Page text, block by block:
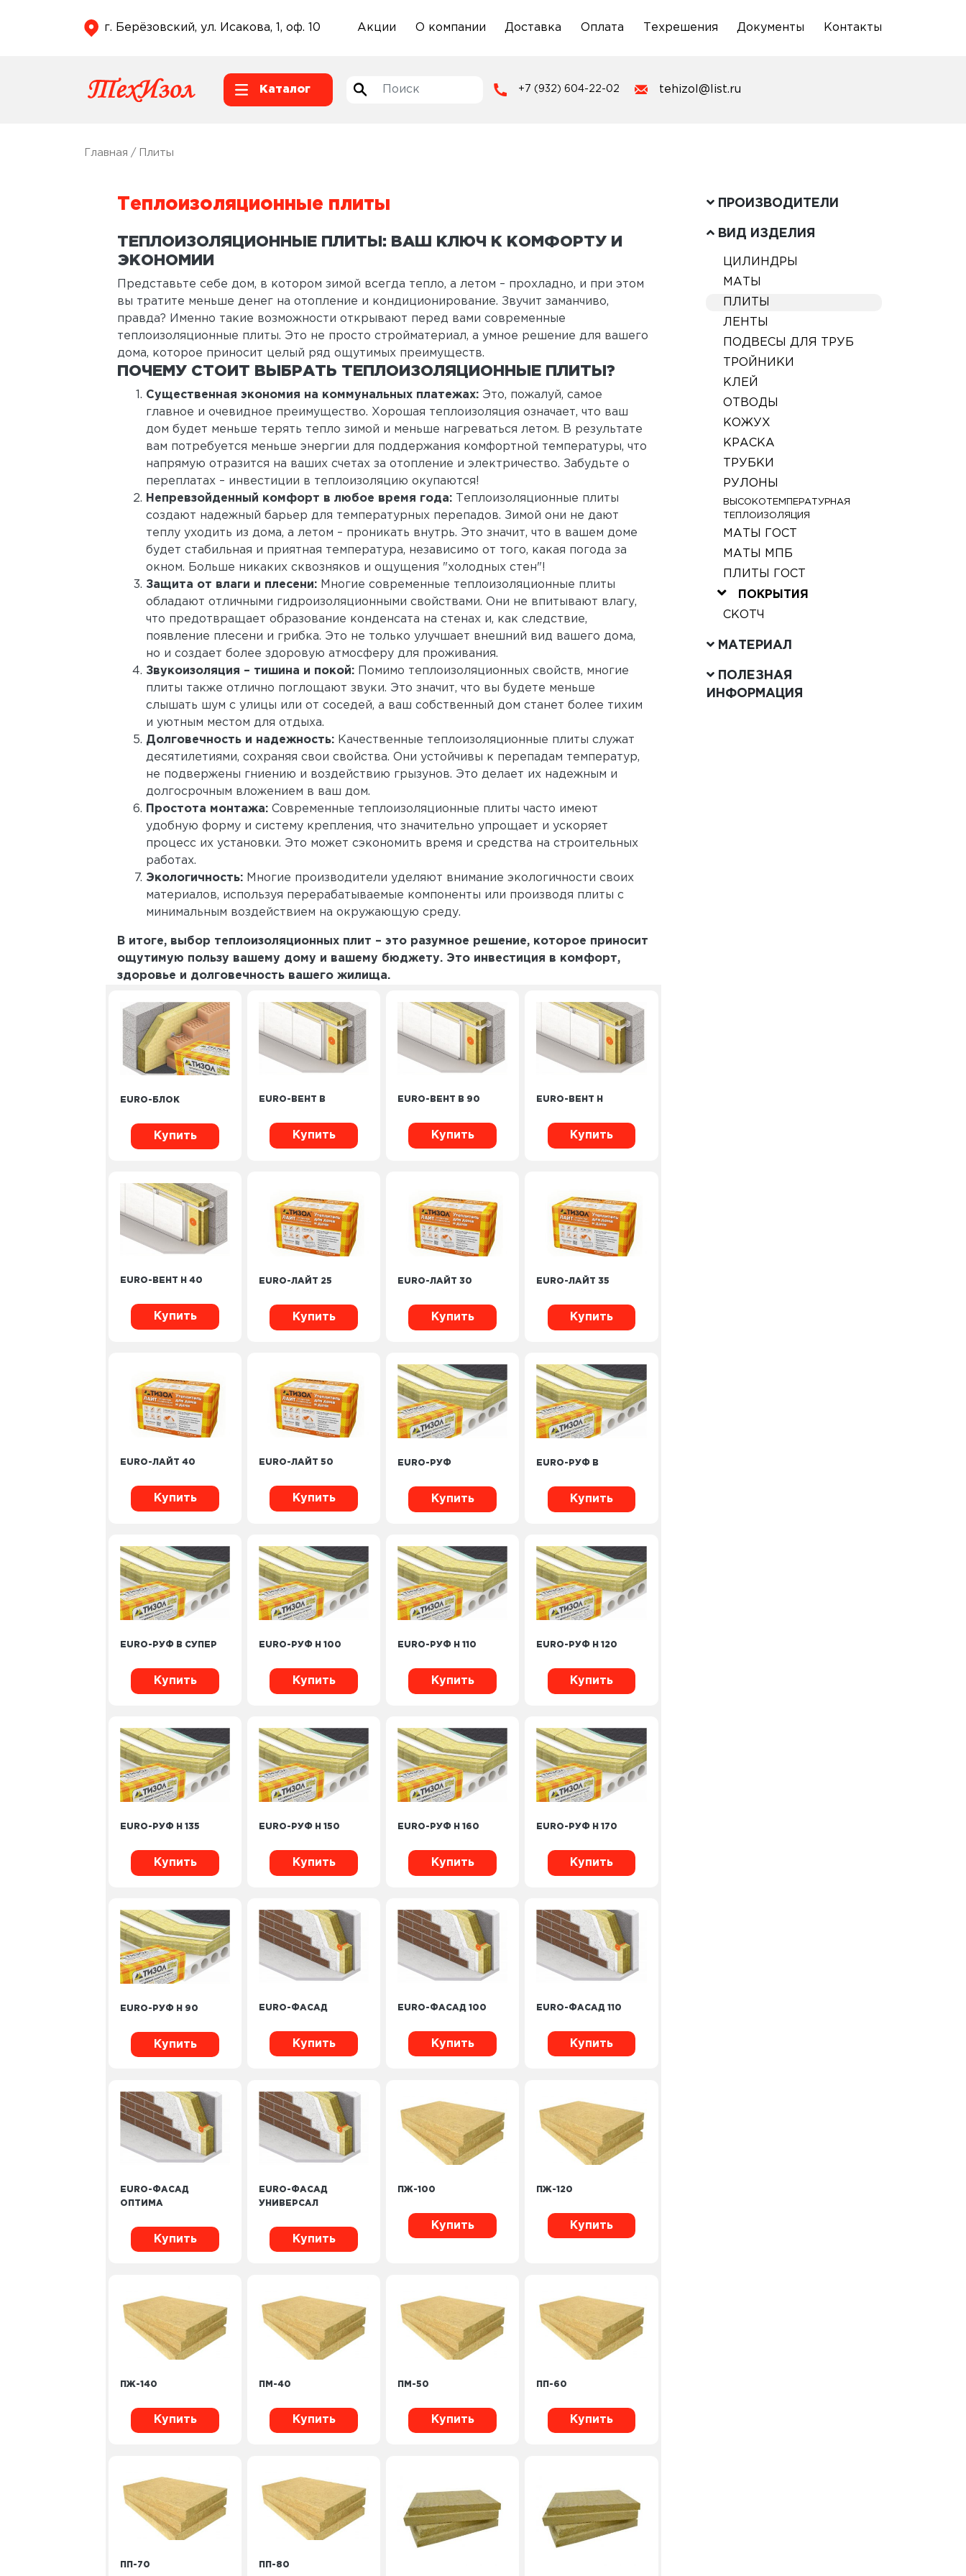
г. Берёзовский, ул. Исакова, 1, оф. 10 Акции О компании Доставка Оплата Техрешения Документы Контакты
Каталог +7 (932) 604-22-02 tehizol@list.ru
Главная / Плиты
Теплоизоляционные плиты
ТЕПЛОИЗОЛЯЦИОННЫЕ ПЛИТЫ: ВАШ КЛЮЧ К КОМФОРТУ И
ЭКОНОМИИ
Представьте себе дом, в котором зимой всегда тепло, а летом – прохладно, и при этом
вы тратите меньше денег на отопление и кондиционирование. Звучит заманчиво,
правда? Именно такие возможности открывают перед вами современные
теплоизоляционные плиты. Это не просто стройматериал, а умное решение для вашего
дома, которое приносит целый ряд ощутимых преимуществ.
ПОЧЕМУ СТОИТ ВЫБРАТЬ ТЕПЛОИЗОЛЯЦИОННЫЕ ПЛИТЫ?
Существенная экономия на коммунальных платежах: Это, пожалуй, самое
главное и очевидное преимущество. Хорошая теплоизоляция означает, что ваш
дом будет меньше терять тепло зимой и меньше нагреваться летом. В результате
вам потребуется меньше энергии для поддержания комфортной температуры, что
напрямую отразится на ваших счетах за отопление и электричество. Забудьте о
переплатах – инвестиции в теплоизоляцию окупаются!
Непревзойденный комфорт в любое время года: Теплоизоляционные плиты
создают надежный барьер для температурных перепадов. Зимой они не дают
теплу уходить из дома, а летом – проникать внутрь. Это значит, что в вашем доме
будет стабильная и приятная температура, независимо от того, какая погода за
окном. Больше никаких сквозняков и ощущения "холодных стен"!
Защита от влаги и плесени: Многие современные теплоизоляционные плиты
обладают отличными гидроизоляционными свойствами. Они не впитывают влагу,
что предотвращает образование конденсата на стенах и, как следствие,
появление плесени и грибка. Это не только улучшает внешний вид вашего дома,
но и создает более здоровую атмосферу для проживания.
Звукоизоляция – тишина и покой: Помимо теплоизоляционных свойств, многие
плиты также отлично поглощают звуки. Это значит, что вы будете меньше
слышать шум с улицы или от соседей, а ваш собственный дом станет более тихим
и уютным местом для отдыха.
Долговечность и надежность: Качественные теплоизоляционные плиты служат
десятилетиями, сохраняя свои свойства. Они устойчивы к перепадам температур,
не подвержены гниению и воздействию грызунов. Это делает их надежным и
долгосрочным вложением в ваш дом.
Простота монтажа: Современные теплоизоляционные плиты часто имеют
удобную форму и систему крепления, что значительно упрощает и ускоряет
процесс их установки. Это может сэкономить время и средства на строительных
работах.
Экологичность: Многие производители уделяют внимание экологичности своих
материалов, используя перерабатываемые компоненты или производя плиты с
минимальным воздействием на окружающую среду.
В итоге, выбор теплоизоляционных плит – это разумное решение, которое приносит
ощутимую пользу вашему дому и вашему бюджету. Это инвестиция в комфорт,
здоровье и долговечность вашего жилища.
EURO-БЛОК
Купить
EURO-ВЕНТ В
Купить
EURO-ВЕНТ В 90
Купить
EURO-ВЕНТ Н
Купить
EURO-ВЕНТ Н 40
Купить
EURO-ЛАЙТ 25
Купить
EURO-ЛАЙТ 30
Купить
EURO-ЛАЙТ 35
Купить
EURO-ЛАЙТ 40
Купить
EURO-ЛАЙТ 50
Купить
EURO-РУФ
Купить
EURO-РУФ В
Купить
EURO-РУФ В СУПЕР
Купить
EURO-РУФ Н 100
Купить
EURO-РУФ Н 110
Купить
EURO-РУФ Н 120
Купить
EURO-РУФ Н 135
Купить
EURO-РУФ Н 150
Купить
EURO-РУФ Н 160
Купить
EURO-РУФ Н 170
Купить
EURO-РУФ Н 90
Купить
EURO-ФАСАД
Купить
EURO-ФАСАД 100
Купить
EURO-ФАСАД 110
Купить
EURO-ФАСАД
ОПТИМА
Купить
EURO-ФАСАД
УНИВЕРСАЛ
Купить
ПЖ-100
Купить
ПЖ-120
Купить
ПЖ-140
Купить
ПМ-40
Купить
ПМ-50
Купить
ПП-60
Купить
ПП-70 ПП-80
ПРОИЗВОДИТЕЛИ
ВИД ИЗДЕЛИЯ
ЦИЛИНДРЫ
МАТЫ
ПЛИТЫ
ЛЕНТЫ
ПОДВЕСЫ ДЛЯ ТРУБ
ТРОЙНИКИ
КЛЕЙ
ОТВОДЫ
КОЖУХ
КРАСКА
ТРУБКИ
РУЛОНЫ
ВЫСОКОТЕМПЕРАТУРНАЯ
ТЕПЛОИЗОЛЯЦИЯ
МАТЫ ГОСТ
МАТЫ МПБ
ПЛИТЫ ГОСТ
ПОКРЫТИЯ
СКОТЧ
МАТЕРИАЛ
ПОЛЕЗНАЯ
ИНФОРМАЦИЯ